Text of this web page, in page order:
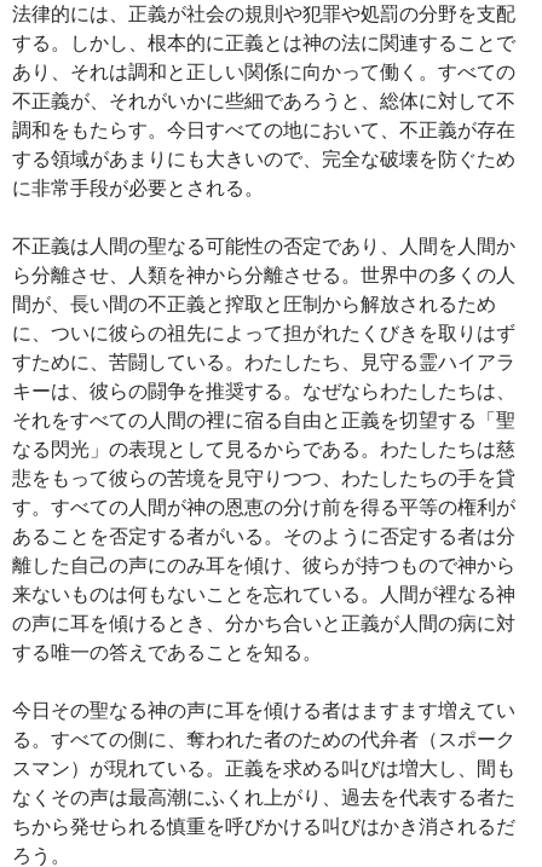
法律的には、正義が社会の規則や犯罪や処罰の分野を支配
する。しかし、根本的に正義とは神の法に関連することで
あり、それは調和と正しい関係に向かって働く。すべての
不正義が、それがいかに些細であろうと、総体に対して不
調和をもたらす。今日すべての地において、不正義が存在
する領域があまりにも大きいので、完全な破壊を防ぐため
に非常手段が必要とされる。
不正義は人間の聖なる可能性の否定であり、人間を人間か
ら分離させ、人類を神から分離させる。世界中の多くの人
間が、長い間の不正義と搾取と圧制から解放されるため
に、ついに彼らの祖先によって担がれたくびきを取りはず
すために、苦闘している。わたしたち、見守る霊ハイアラ
キーは、彼らの闘争を推奨する。なぜならわたしたちは、
それをすべての人間の裡に宿る自由と正義を切望する「聖
なる閃光」の表現として見るからである。わたしたちは慈
悲をもって彼らの苦境を見守りつつ、わたしたちの手を貸
す。すべての人間が神の恩恵の分け前を得る平等の権利が
あることを否定する者がいる。そのように否定する者は分
離した自己の声にのみ耳を傾け、彼らが持つもので神から
来ないものは何もないことを忘れている。人間が裡なる神
の声に耳を傾けるとき、分かち合いと正義が人間の病に対
する唯一の答えであることを知る。
今日その聖なる神の声に耳を傾ける者はますます増えてい
る。すべての側に、奪われた者のための代弁者（スポーク
スマン）が現れている。正義を求める叫びは増大し、間も
なくその声は最高潮にふくれ上がり、過去を代表する者た
ちから発せられる慎重を呼びかける叫びはかき消されるだ
ろう。